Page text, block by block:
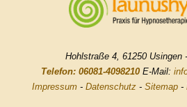
Hohlstraße 4, 61250 Usingen
Telefon: 06081-4098210E-Mail:
Impressum- Datenschutz- Sitemap-